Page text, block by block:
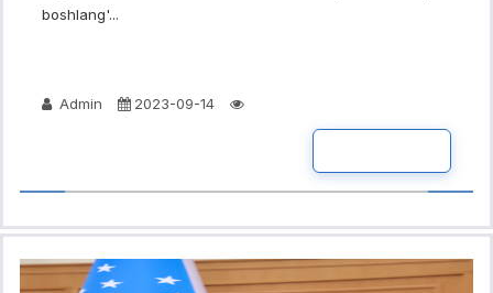
boshlang'...
Admin 2023-09-14